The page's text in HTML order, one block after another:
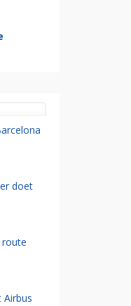
doet